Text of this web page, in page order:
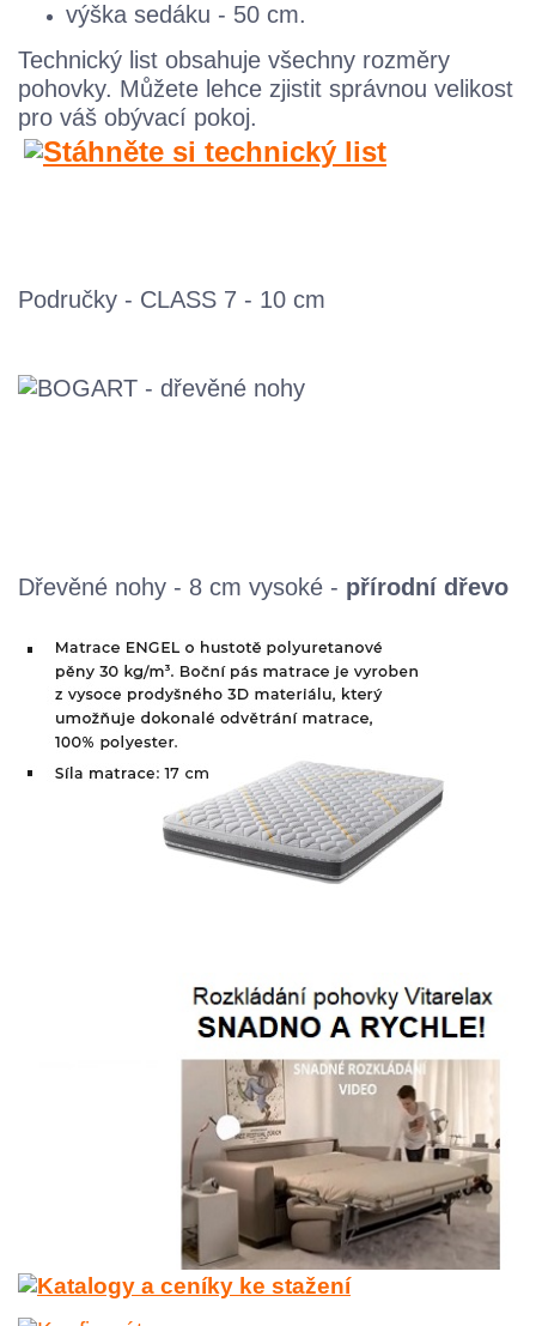
výška sedáku - 50 cm.
Technický list obsahuje všechny rozměry
pohovky. Můžete lehce zjistit správnou velikost
pro váš obývací pokoj.
Područky - CLASS 7 - 10 cm
Dřevěné nohy - 8 cm vysoké - přírodní dřevo